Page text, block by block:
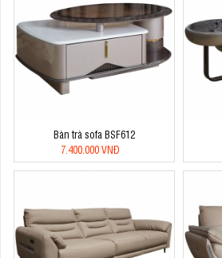
Bàn trà sofa BSF612
7.400.000 VNĐ